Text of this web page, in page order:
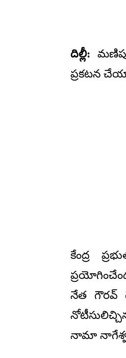
దిల్లీ:
ప్రకటన
కేంద్ర
నేత గౌరవ్‌
నామా